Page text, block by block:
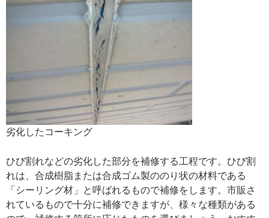
劣化したコーキング
ひび割れなどの劣化した部分を補修する工程です。ひび割
れは、合成樹脂または合成ゴム製ののり状の材料である
「シーリング材」と呼ばれるもので補修をします。市販さ
れているもので十分に補修できますが、様々な種類がある